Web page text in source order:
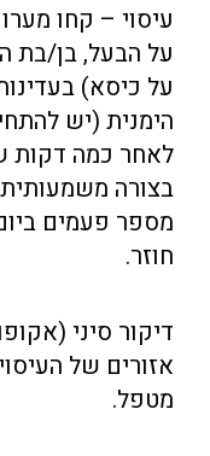
עיסוי – קחו
על הבעל, בן/בת
על כיסא)
הימנית (יש
לאחר כמה דקות
בצורה
מספר פעמים
חוזר.
דיקור סיני
אזורים של
מטפל.